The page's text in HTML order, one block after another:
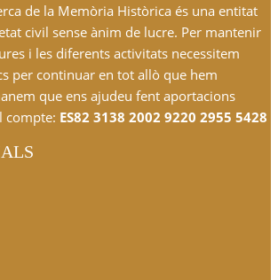
de la Memòria Històrica és una entitat
civil sense ànim de lucre. Per mantenir
i les diferents activitats necessitem
per continuar en tot allò que hem
que ens ajudeu fent aportacions
compte: ES82 3138 2002 9220 2955 5428